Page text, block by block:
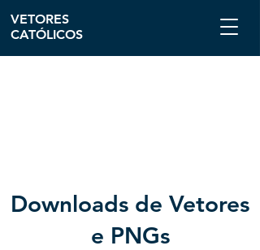
Downloads de Vetores
e PNGs
VETORES
CATÓLICOS